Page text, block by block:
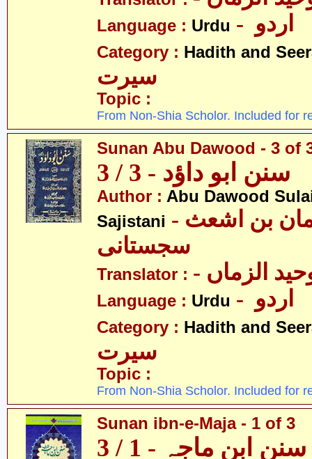
Language : Urdu
Category : Hadith and
سیرت
Topic :
From Non-Shia Scholor. Included for
Sunan Abu Dawood - 3 of
سنن ابو داؤد - 3 / 3
Author : Abu Dawood
Sajistani - ابو داؤد سلیمان بن اشعث
سجستانی
Translator : الزماں
Language : Urdu
Category : Hadith and
سیرت
Topic :
From Non-Shia Scholor. Included for
Sunan ibn-e-Maja - 1 of 3
سنن ابن ماجہ - 1 / 3